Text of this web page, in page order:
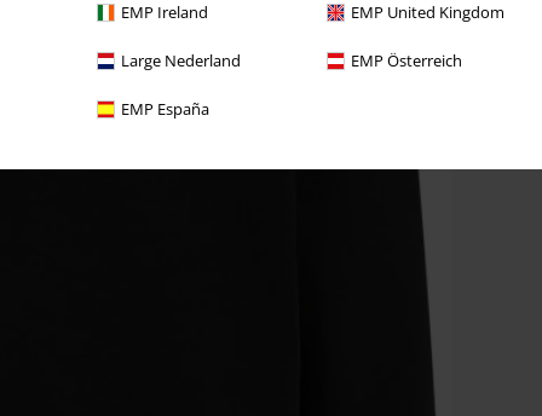
EMP Ireland EMP United Kingdom
Large Nederland EMP Österreich
EMP España